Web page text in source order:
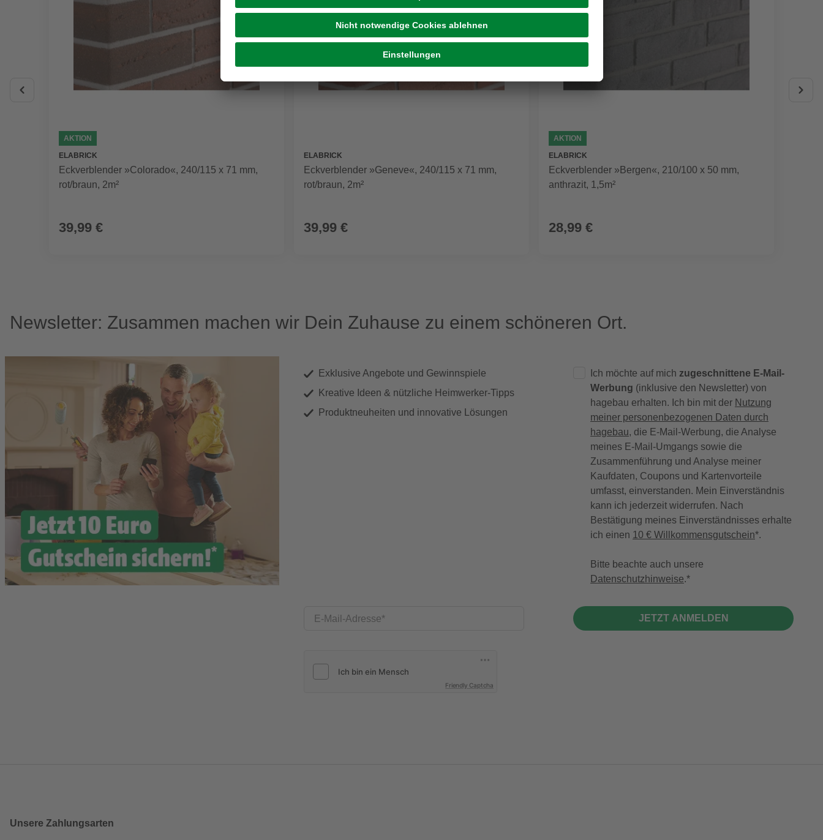
AKTION
ELABRICK
Eckverblender »Colorado«, 240/115 x 71 mm,
rot/braun, 2m²
39,99 €
ELABRICK
Eckverblender »Geneve«, 240/115 x 71 mm,
rot/braun, 2m²
39,99 €
AKTION
ELABRICK
Eckverblender »Bergen«, 210/100 x 50 mm,
anthrazit, 1,5m²
28,99 €
Newsletter: Zusammen machen wir Dein Zuhause zu einem schöneren Ort.
Exklusive Angebote und Gewinnspiele
Kreative Ideen & nützliche Heimwerker-Tipps
Produktneuheiten und innovative Lösungen
E-Mail-Adresse
Friendly Captcha
Ich möchte auf mich zugeschnittene E-Mail-
Werbung (inklusive den Newsletter) von
hagebau erhalten. Ich bin mit der Nutzung
meiner personenbezogenen Daten durch
hagebau, die E-Mail-Werbung, die Analyse
meines E-Mail-Umgangs sowie die
Zusammenführung und Analyse meiner
Kaufdaten, Coupons und Kartenvorteile
umfasst, einverstanden. Mein Einverständnis
kann ich jederzeit widerrufen. Nach
Bestätigung meines Einverständnisses erhalte
ich einen 10 € Willkommensgutschein*.
Bitte beachte auch unsere
Datenschutzhinweise.
JETZT ANMELDEN
Unsere Zahlungsarten